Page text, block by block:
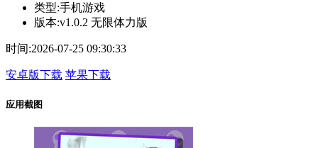
类型:手机游戏
版本:v1.0.2 无限体力版
时间:2026-07-25 09:30:33
安卓版下载 苹果下载
应用截图